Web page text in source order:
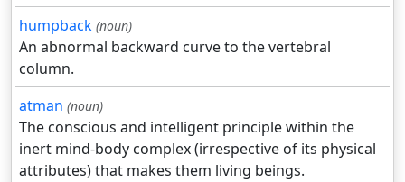
humpback (noun)
An abnormal backward curve to the vertebral
column.
atman (noun)
The conscious and intelligent principle within the
inert mind-body complex (irrespective of its physical
attributes) that makes them living beings.